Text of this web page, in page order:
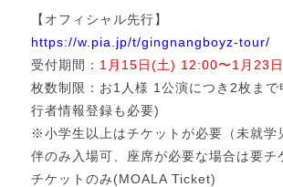
【オフィシャル先行】
https://w.pia.jp/t/gingnangboyz-tour/
受付期間： 1月15日(土) 12:00〜1月23
枚数制限：お1人様 1公演につき2枚まで
行者情報登録も必要)
※小学生以上はチケットが必要（未就学
伴のみ入場可、座席が必要な場合は要
チケットのみ(MOALA Ticket)